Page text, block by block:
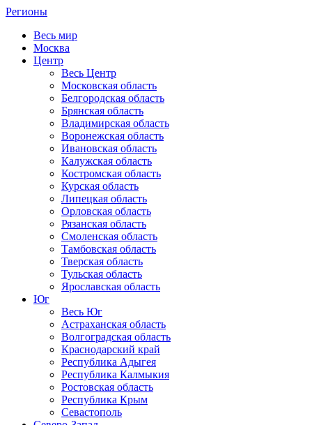
Регионы
Весь мир
Москва
Центр
Весь Центр
Московская область
Белгородская область
Брянская область
Владимирская область
Воронежская область
Ивановская область
Калужская область
Костромская область
Курская область
Липецкая область
Орловская область
Рязанская область
Смоленская область
Тамбовская область
Тверская область
Тульская область
Ярославская область
Юг
Весь Юг
Астраханская область
Волгоградская область
Краснодарский край
Республика Адыгея
Республика Калмыкия
Ростовская область
Республика Крым
Севастополь